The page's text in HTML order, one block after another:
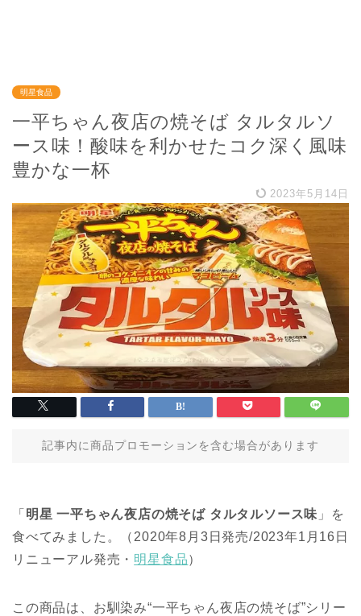
明星食品
一平ちゃん夜店の焼そば タルタルソ
ース味！酸味を利かせたコク深く風味
豊かな一杯
2023年5月14日
記事内に商品プロモーションを含む場合があります
「 明星 一平ちゃん夜店の焼そば タルタルソース味 」を
食べてみました。（2020年8月3日発売/2023年1月16日
リニューアル発売・ 明星食品）
この商品は、お馴染み“一平ちゃん夜店の焼そば”シリー